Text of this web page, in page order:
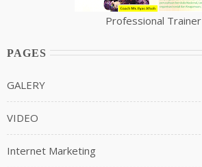
Professional Trainer
PAGES
GALERY
VIDEO
Internet Marketing